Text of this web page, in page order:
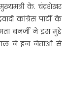
के. चंद्रशेखर
कांग्रेस पार्टी के
बनर्जी ने इस मुद्दे
ने इन नेताओं से